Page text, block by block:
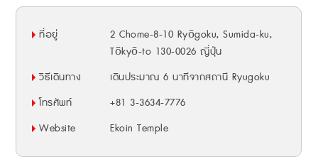
ที่อยู่
2 Chome-8-10 Ryōgoku, Sumida-ku,
Tōkyō-to 130-0026 ญี่ปุ่น
วิธีเดินทาง
เดินประมาณ 6 นาทีจากสถานี Ryugoku
โทรศัพท์
+81 3-3634-7776
Website
Ekoin Temple